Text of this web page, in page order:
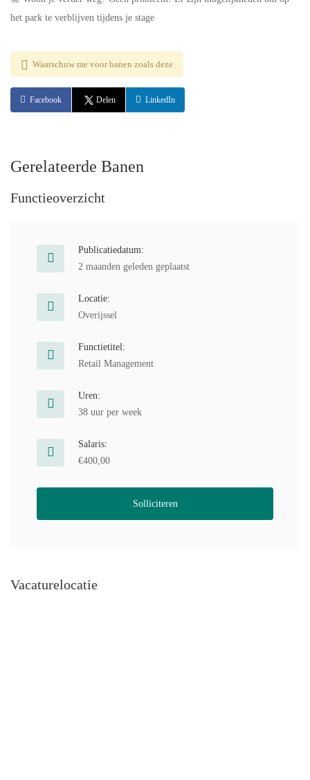
het park te verblijven tijdens je stage
Waarschuw me voor banen zoals deze
Facebook Delen LinkedIn
Gerelateerde Banen
Functieoverzicht
Publicatiedatum:
2 maanden geleden geplaatst
Locatie:
Overijssel
Functietitel:
Retail Management
Uren:
38 uur per week
Salaris:
€400,00
Solliciteren
Vacaturelocatie